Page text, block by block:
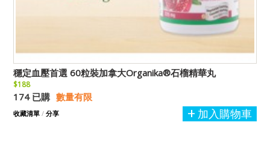
穩定血壓首選 60粒裝加拿大Organika®石榴精華丸
$188
174 已購 數量有限
加入購物車
收藏清單 / 分享